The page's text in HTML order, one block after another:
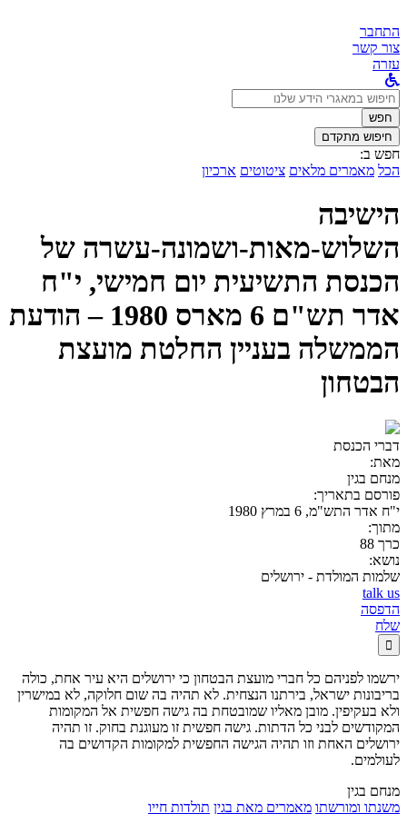
התחבר
צור קשר
עזרה
לחפש
ב:חפש
חיפוש מתקדם
חפש ב:
הכל מאמרים מלאים ציטוטים ארכיון
הישיבה
השלוש-מאות-ושמונה-עשרה של
הכנסת התשיעית יום חמישי, י"ח
אדר תש"ם 6 מארס 1980 – הודעת
הממשלה בעניין החלטת מועצת
הבטחון
דברי הכנסת
מאת:
מנחם בגין
פורסם בתאריך:
י"ח אדר התש"מ, 6 במרץ 1980
מתוך:
כרך 88
נושא:
שלמות המולדת - ירושלים
talk us
הדפסה
שלח

ירשמו לפניהם כל חברי מועצת הבטחון כי ירושלים היא עיר אחת, כולה
בריבונות ישראל, בירתנו הנצחית. לא תהיה בה שום חלוקה, לא במישרין
ולא בעקיפין. מובן מאליו שמובטחת בה גישה חפשית אל המקומות
המקודשים לבני כל הדתות. גישה חפשית זו מעוגנת בחוק. זו תהיה
ירושלים האחת וזו תהיה הגישה החפשית למקומות הקדושים בה
לעולמים.
מנחם בגין
משנתו ומורשתו מאמרים מאת בגין תולדות חייו